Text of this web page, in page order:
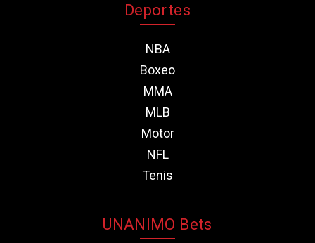
Deportes
NBA
Boxeo
MMA
MLB
Motor
NFL
Tenis
UNANIMO Bets